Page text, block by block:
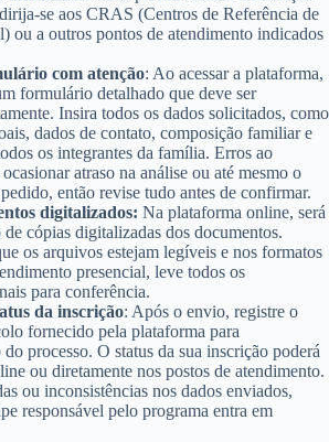
se aos CRAS (Centros de Referência de
ou a outros pontos de atendimento indicados
com atenção: Ao acessar a plataforma,
formulário detalhado que deve ser
Insira todos os dados solicitados, como
dados de contato, composição familiar e
os integrantes da família. Erros ao
atraso na análise ou até mesmo o
então revise tudo antes de confirmar.
digitalizados: Na plataforma online, será
cópias digitalizadas dos documentos.
os arquivos estejam legíveis e nos formatos
presencial, leve todos os
para conferência.
da inscrição: Após o envio, registre o
fornecido pela plataforma para
processo. O status da sua inscrição poderá
ou diretamente nos postos de atendimento.
ou inconsistências nos dados enviados,
responsável pelo programa entra em